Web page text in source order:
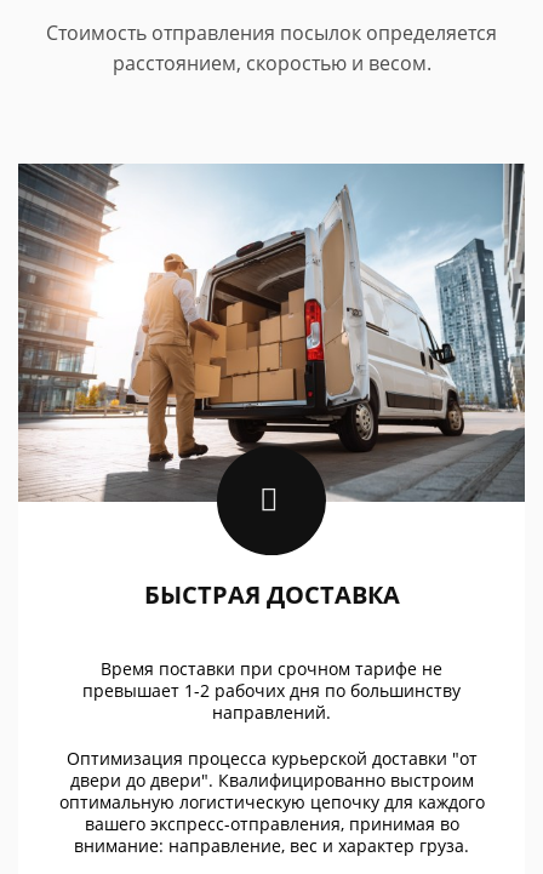
Стоимость отправления посылок определяется
расстоянием, скоростью и весом.
БЫСТРАЯ ДОСТАВКА
Время поставки при срочном тарифе не
превышает 1-2 рабочих дня по большинству
направлений.
Оптимизация процесса курьерской доставки "от
двери до двери". Квалифицированно выстроим
оптимальную логистическую цепочку для каждого
вашего экспресс-отправления, принимая во
внимание: направление, вес и характер груза.